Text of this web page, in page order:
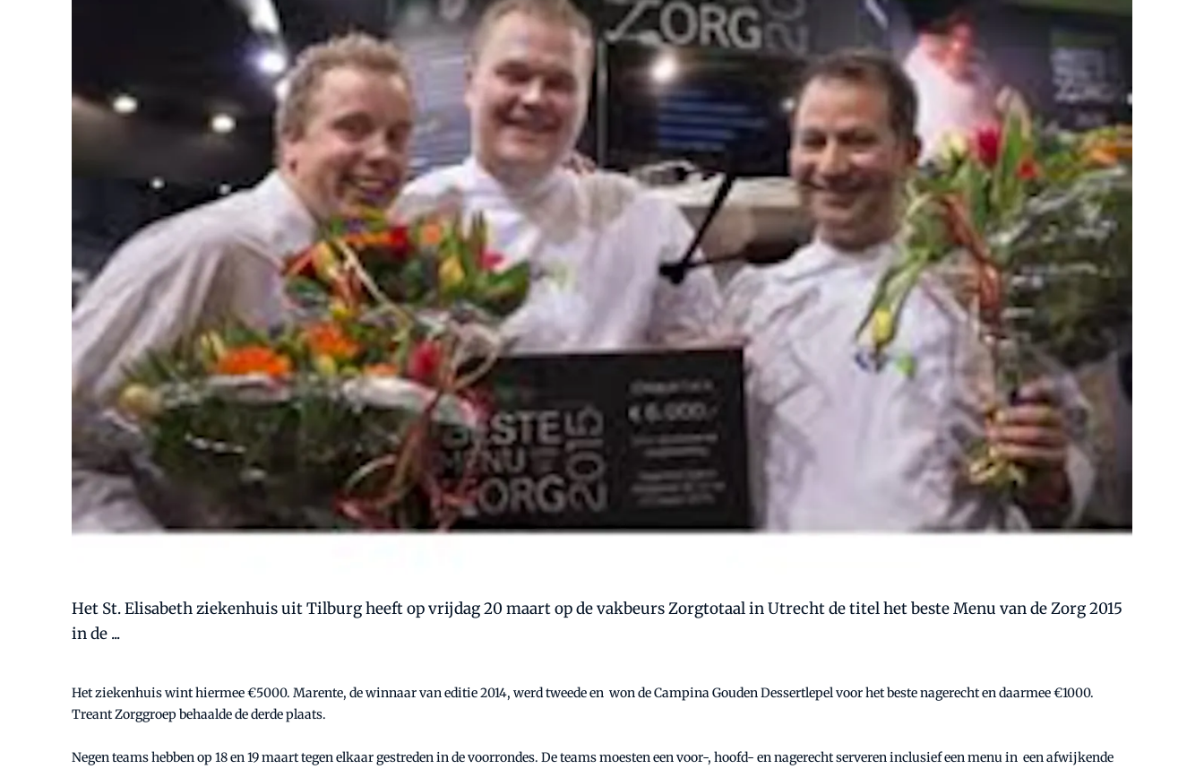
Het St. Elisabeth ziekenhuis uit Tilburg heeft op vrijdag 20 maart op de vakbeurs Zorgtotaal in Utrecht de titel het beste Menu van de Zorg 2015
in de ...
Het ziekenhuis wint hiermee €5000. Marente, de winnaar van editie 2014, werd tweede en won de Campina Gouden Dessertlepel voor het beste nagerecht en daarmee €1000.
Treant Zorggroep behaalde de derde plaats.
Negen teams hebben op 18 en 19 maart tegen elkaar gestreden in de voorrondes. De teams moesten een voor-, hoofd- en nagerecht serveren inclusief een menu in een afwijkende